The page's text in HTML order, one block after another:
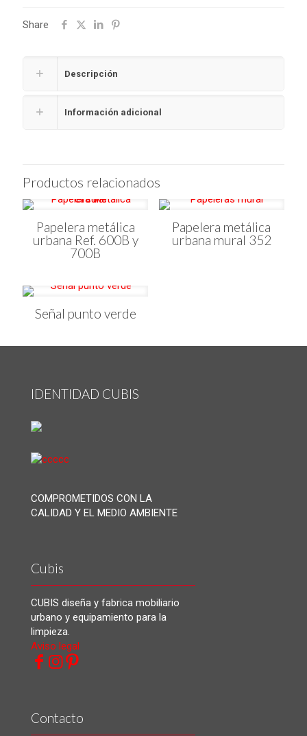
Share
Descripción
Información adicional
Productos relacionados
Papelera metálica
urbana Ref. 600B y
700B
Papelera metálica
urbana mural 352
Señal punto verde
IDENTIDAD CUBIS
COMPROMETIDOS CON LA
CALIDAD Y EL MEDIO AMBIENTE
Cubis
CUBIS diseña y fabrica mobiliario
urbano y equipamiento para la
limpieza.
Aviso legal
Contacto